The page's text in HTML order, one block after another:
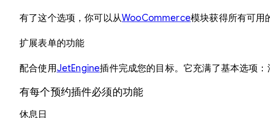
有了这个选项，你可以从WooCommerce模块获得所有可用
扩展表单的功能
配合使用JetEngine插件完成您的目标。它充满了基本选项
有每个预约插件必须的功能
休息日